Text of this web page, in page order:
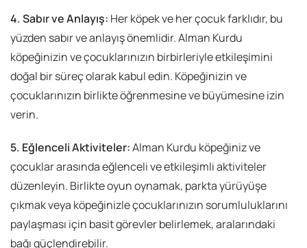
4. Sabır ve Anlayış: Her köpek ve her çocuk farklıdır, bu
yüzden sabır ve anlayış önemlidir. Alman Kurdu
köpeğinizin ve çocuklarınızın birbirleriyle etkileşimini
doğal bir süreç olarak kabul edin. Köpeğinizin ve
çocuklarınızın birlikte öğrenmesine ve büyümesine izin
verin.
5. Eğlenceli Aktiviteler:Alman Kurdu köpeğiniz ve
çocuklar arasında eğlenceli ve etkileşimli aktiviteler
düzenleyin. Birlikte oyun oynamak, parkta yürüyüşe
çıkmak veya köpeğinizle çocuklarınızın sorumluluklarını
paylaşması için basit görevler belirlemek, aralarındaki
bağı güçlendirebilir.